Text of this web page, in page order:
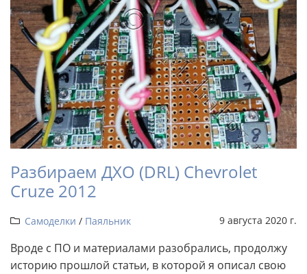
Разбираем ДХО (DRL) Chevrolet
Cruze 2012
Самоделки / Паяльник 9 августа 2020 г.
Вроде с ПО и материалами разобрались, продолжу
историю прошлой статьи, в которой я описал свою